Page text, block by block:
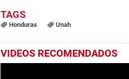
Honduras Unah
VIDEOS RECOMENDADOS